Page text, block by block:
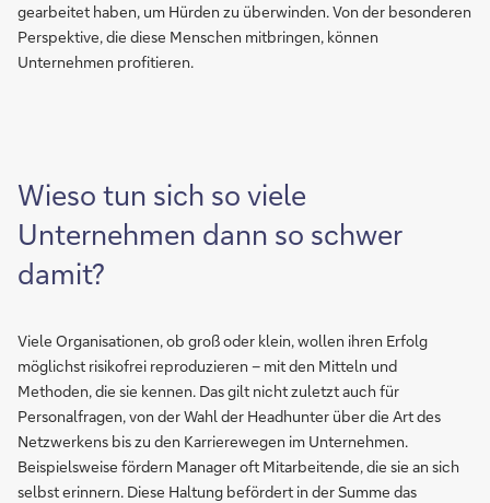
gearbeitet haben, um Hürden zu überwinden. Von der besonderen
Perspektive, die diese Menschen mitbringen, können
Unternehmen profitieren.
Wieso tun sich so viele
Unternehmen dann so schwer
damit?
Viele Organisationen, ob groß oder klein, wollen ihren Erfolg
möglichst risikofrei reproduzieren – mit den Mitteln und
Methoden, die sie kennen. Das gilt nicht zuletzt auch für
Personalfragen, von der Wahl der Headhunter über die Art des
Netzwerkens bis zu den Karrierewegen im Unternehmen.
Beispielsweise fördern Manager oft Mitarbeitende, die sie an sich
selbst erinnern. Diese Haltung befördert in der Summe das